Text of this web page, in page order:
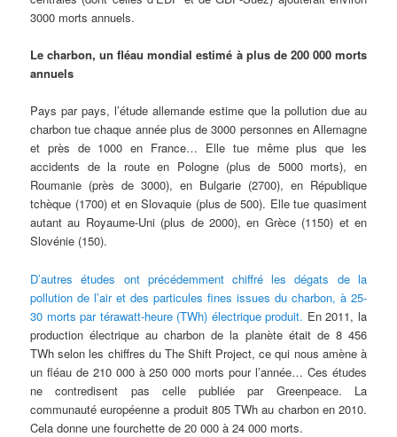
3000 morts annuels.
Le charbon, un fléau mondial estimé à plus de 200 000 morts
annuels
Pays par pays, l’étude allemande estime que la pollution due au
charbon tue chaque année plus de 3000 personnes en Allemagne
et près de 1000 en France… Elle tue même plus que les
accidents de la route en Pologne (plus de 5000 morts), en
Roumanie (près de 3000), en Bulgarie (2700), en République
tchèque (1700) et en Slovaquie (plus de 500). Elle tue quasiment
autant au Royaume-Uni (plus de 2000), en Grèce (1150) et en
Slovénie (150).
D’autres études ont précédemment chiffré les dégats de la
pollution de l’air et des particules fines issues du charbon, à 25-
30 morts par térawatt-heure (TWh) électrique produit. En 2011, la
production électrique au charbon de la planète était de 8 456
TWh selon les chiffres du The Shift Project, ce qui nous amène à
un fléau de 210 000 à 250 000 morts pour l’année… Ces études
ne contredisent pas celle publiée par Greenpeace. La
communauté européenne a produit 805 TWh au charbon en 2010.
Cela donne une fourchette de 20 000 à 24 000 morts.